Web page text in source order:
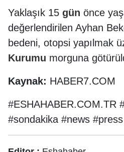
Yaklaşık 15 gün önce
değerlendirilen Ayhan
bedeni, otopsi yapılmak
Kurumu morguna
Kaynak: HABER7.COM
#ESHAHABER.COM.TR
#sondakika #news